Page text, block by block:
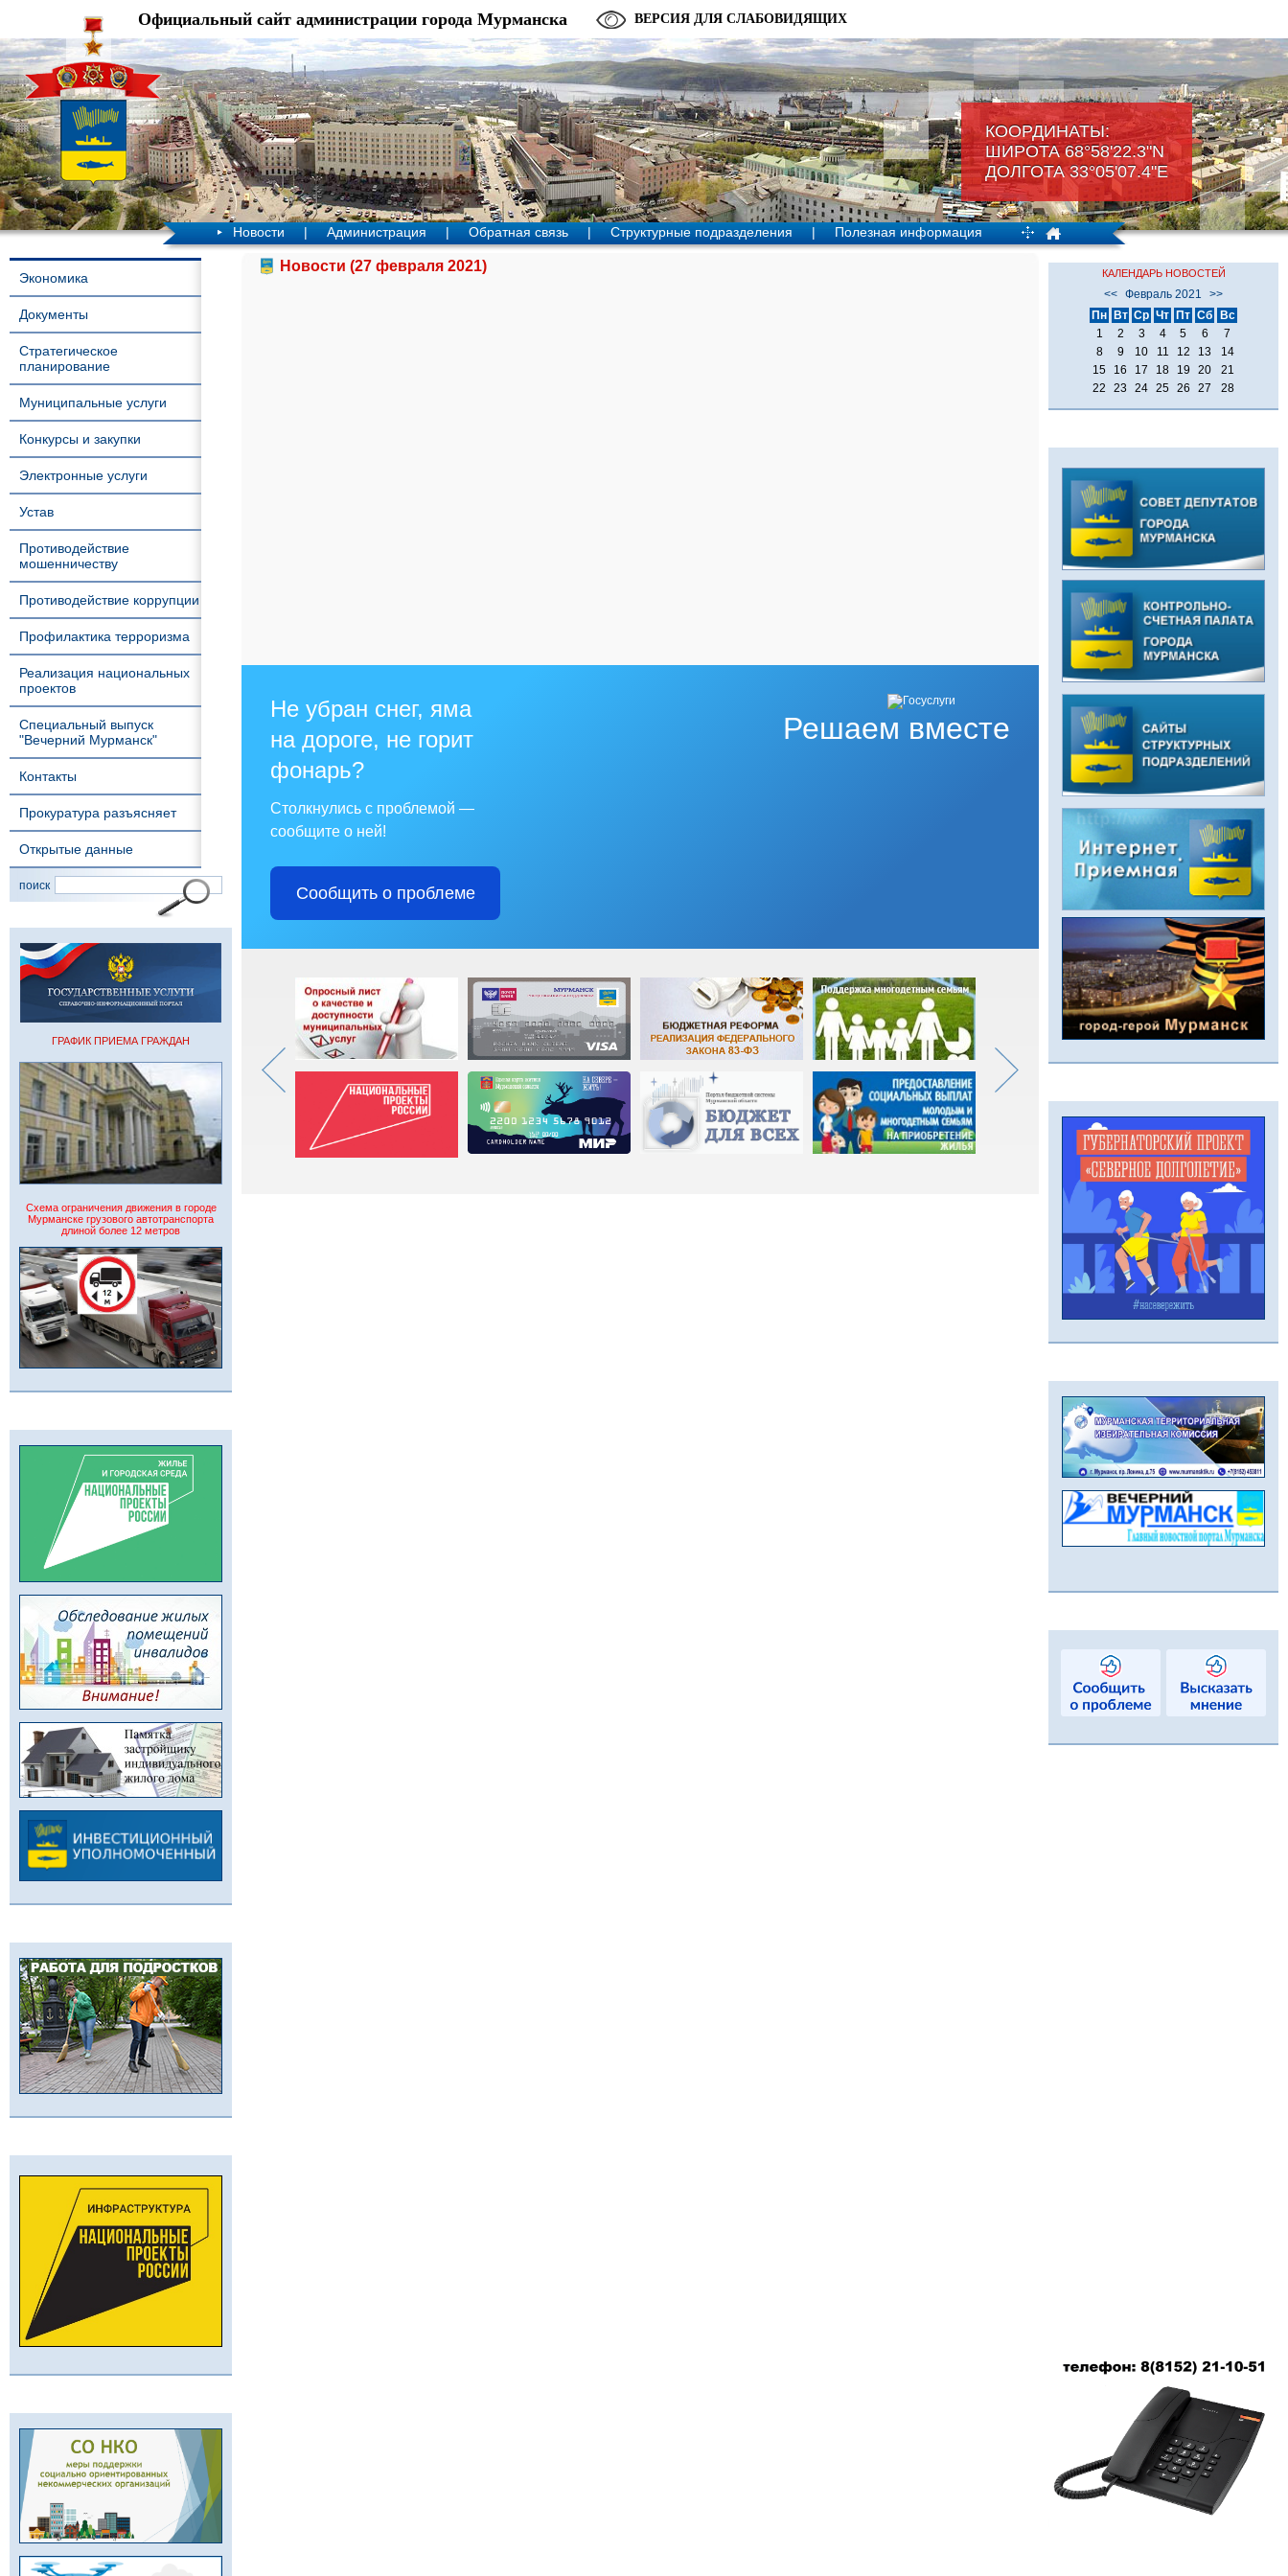
КООРДИНАТЫ:
ШИРОТА 68°58'22.3"N
ДОЛГОТА 33°05'07.4"Е
Официальный сайт администрации города Мурманска ВЕРСИЯ ДЛЯ СЛАБОВИДЯЩИХ
Новости | Администрация | Обратная связь | Структурные подразделения | Полезная информация
Экономика
Документы
Стратегическое
планирование
Муниципальные услуги
Конкурсы и закупки
Электронные услуги
Устав
Противодействие
мошенничеству
Противодействие коррупции
Профилактика терроризма
Реализация национальных
проектов
Специальный выпуск
"Вечерний Мурманск"
Контакты
Прокуратура разъясняет
Открытые данные
поиск
ГРАФИК ПРИЕМА ГРАЖДАН
Схема ограничения движения в городе
Мурманске грузового автотранспорта
длиной более 12 метров
Новости (27 февраля 2021)
Решаем вместе
Не убран снег, яма
на дороге, не горит
фонарь?
Столкнулись с проблемой —
сообщите о ней!
Сообщить о проблеме
КАЛЕНДАРЬ НОВОСТЕЙ
<< Февраль 2021
>>
Пн
Вт Ср Чт Пт Сб
Вс
1
2 3 4 5 6
7
8
9 10 11 12 13
14
15
16 17 18 19 20
21
22
23 24 25 26 27 28